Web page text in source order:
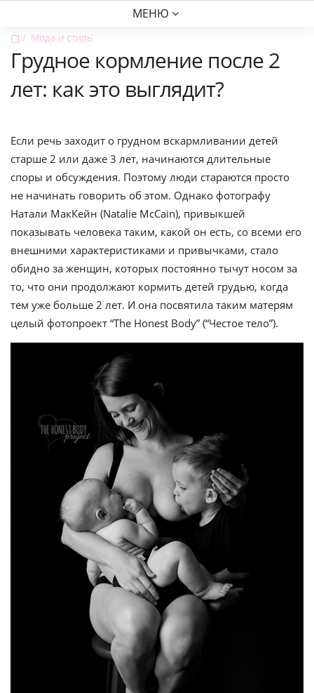
МЕНЮ
▢ Мода и стиль
Грудное кормление после 2
лет: как это выглядит?
Если речь заходит о грудном вскармливании детей
старше 2 или даже 3 лет, начинаются длительные
споры и обсуждения. Поэтому люди стараются просто
не начинать говорить об этом. Однако фотографу
Натали МакКейн (Natalie McCain), привыкшей
показывать человека таким, какой он есть, со всеми его
внешними характеристиками и привычками, стало
обидно за женщин, которых постоянно тычут носом за
то, что они продолжают кормить детей грудью, когда
тем уже больше 2 лет. И она посвятила таким матерям
целый фотопроект “The Honest Body” (“Честое тело”).